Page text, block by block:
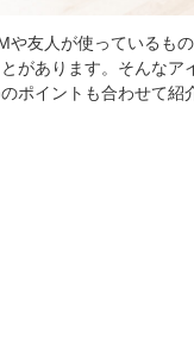
や友人が使っているも
があります。そんなア
ポイントも合わせて紹